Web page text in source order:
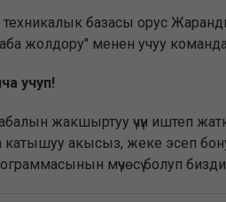
техникалык базасы орус
жолдору" менен учуу
учуп!
жакшыртуу үчүн иштеп
катышуу акысыз, жеке эсеп
мүчөсү болуп